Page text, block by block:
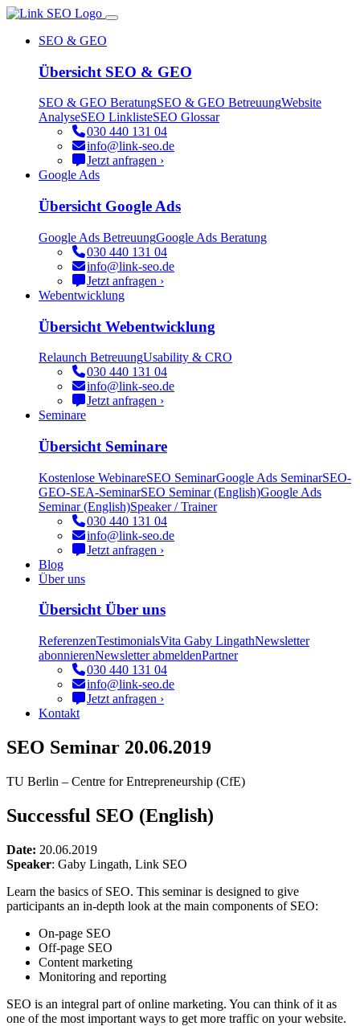
SEO & GEO
Übersicht SEO & GEO
SEO & GEO BeratungSEO & GEO BetreuungWebsite
AnalyseSEO LinklisteSEO Glossar
030 440 131 04
info@link-seo.de
Jetzt anfragen ›
Google Ads
Übersicht Google Ads
Google Ads BetreuungGoogle Ads Beratung
030 440 131 04
info@link-seo.de
Jetzt anfragen ›
Webentwicklung
Übersicht Webentwicklung
Relaunch BetreuungUsability & CRO
030 440 131 04
info@link-seo.de
Jetzt anfragen ›
Seminare
Übersicht Seminare
Kostenlose WebinareSEO SeminarGoogle Ads SeminarSEO-
GEO-SEA-SeminarSEO Seminar (English)Google Ads
Seminar (English)Speaker / Trainer
030 440 131 04
info@link-seo.de
Jetzt anfragen ›
Blog
Über uns
Übersicht Über uns
ReferenzenTestimonialsVita Gaby LingathNewsletter
abonnierenNewsletter abmeldenPartner
030 440 131 04
info@link-seo.de
Jetzt anfragen ›
Kontakt
SEO Seminar 20.06.2019
TU Berlin – Centre for Entrepreneurship (CfE)
Successful SEO (English)
Date: 20.06.2019
Speaker: Gaby Lingath, Link SEO
Learn the basics of SEO. This seminar is designed to give
participants an in-depth look at the main components of SEO:
On-page SEO
Off-page SEO
Content marketing
Monitoring and reporting
SEO is an integral part of online marketing. You can think of it as
one of the most important ways to get more traffic on your website.